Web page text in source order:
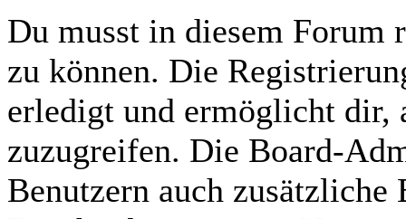
Du musst in diesem Forum
zu können. Die
erledigt und ermöglicht dir,
zuzugreifen. Die Board-
Benutzern auch zusätzliche